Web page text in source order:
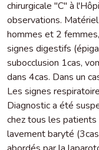
chirurgicale "C" à
observations.
hommes et 2
signes digestifs
subocclusion 1cas,
dans 4cas. Dans un
Les signes
Diagnostic a été
chez tous les patients
lavement baryté